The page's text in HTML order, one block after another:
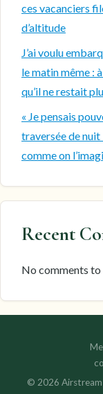
ces vacanciers
d’altitude
J’ai voulu
le matin même :
qu’il ne restait
« Je pensais
traversée de nuit
comme on
Recent
No comments to
© 2026 Airstream